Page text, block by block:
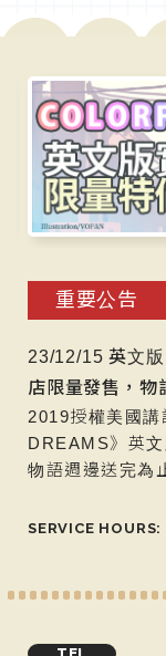
重要公告
23/12/15 英文
店限量發售，物
2019授權美國
DREAMS》英文
物語週邊送完為
SERVICE HOURS